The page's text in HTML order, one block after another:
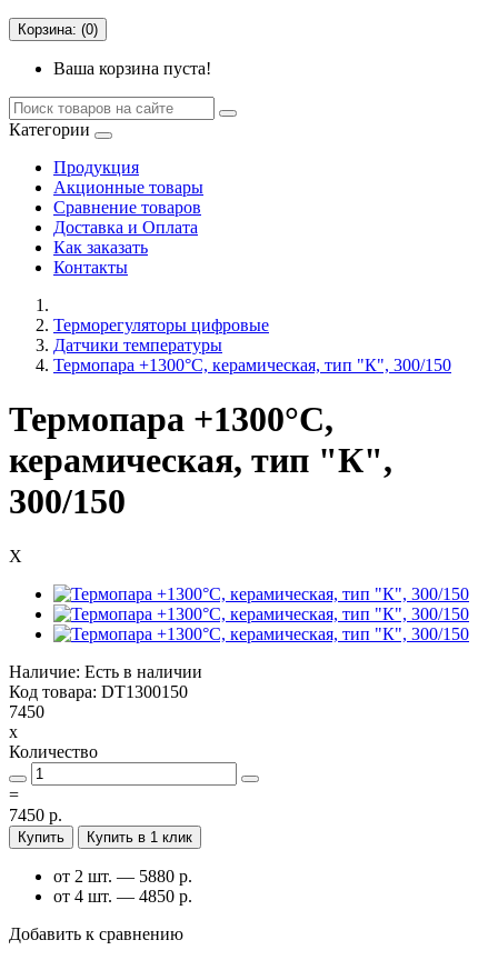
Корзина: (0)
Ваша корзина пуста!
Категории
Продукция
Акционные товары
Сравнение товаров
Доставка и Оплата
Как заказать
Контакты
Терморегуляторы цифровые
Датчики температуры
Термопара +1300°C, керамическая, тип "К", 300/150
Термопара +1300°C,
керамическая, тип "К",
300/150
X
Наличие: Есть в наличии
Код товара: DT1300150
7450
x
Количество
=
7450 р.
Купить Купить в 1 клик
от 2 шт. — 5880 р.
от 4 шт. — 4850 р.
Добавить к сравнению